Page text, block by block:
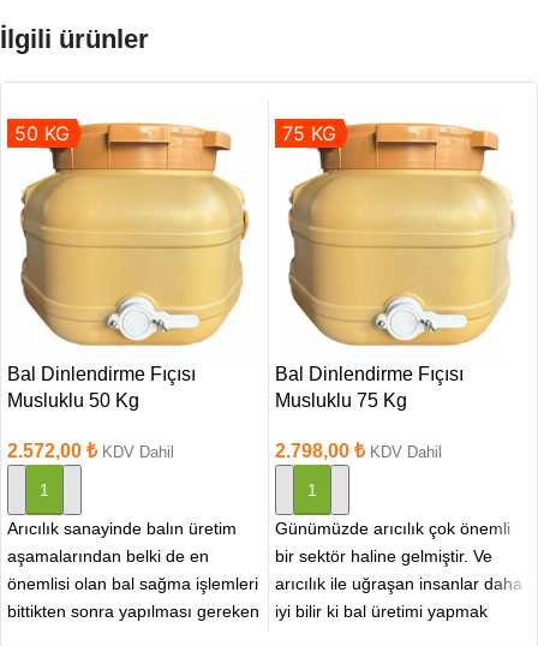
İlgili ürünler
50 KG
Bal Dinlendirme Fıçısı
Musluklu 50 Kg
2.572,00 ₺ KDV Dahil
SEPETE EKLE
Arıcılık sanayinde balın üretim
aşamalarından belki de en
önemlisi olan bal sağma işlemleri
bittikten sonra yapılması gereken
75 KG
Bal Dinlendirme Fıçısı
Musluklu 75 Kg
2.798,00 ₺ KDV Dahil
SEPETE EKLE
Günümüzde arıcılık çok önemli
bir sektör haline gelmiştir. Ve
arıcılık ile uğraşan insanlar daha
iyi bilir ki bal üretimi yapmak